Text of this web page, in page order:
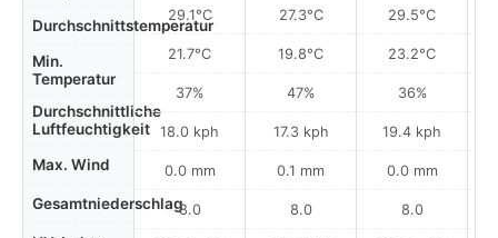
Durchschnittstemperatur
Min.
Temperatur
Durchschnittliche
Luftfeuchtigkeit
Max. Wind
Gesamtniederschlag
29.1°C
21.7°C
37%
18.0 kph
0.0 mm
8.0
27.3°C
19.8°C
47%
17.3 kph
0.1 mm
8.0
29.5°C
23.2°C
36%
19.4 kph
0.0 mm
8.0